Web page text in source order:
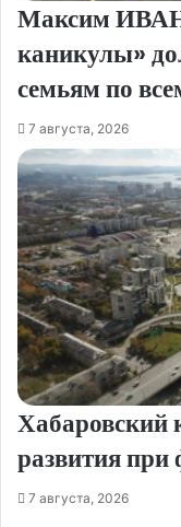
Максим
каникулы»
семьям по
7 августа, 2026
Хабаровский
развития при
7 августа, 2026